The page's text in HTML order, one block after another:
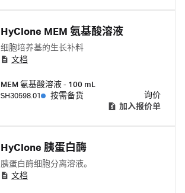
HyClone MEM 氨基酸溶液
细胞培养基的生长补料
文档
MEM 氨基酸溶液 - 100 mL
SH30598.01
按需备货
询价
加入报价单
HyClone 胰蛋白酶
胰蛋白酶细胞分离溶液。
文档